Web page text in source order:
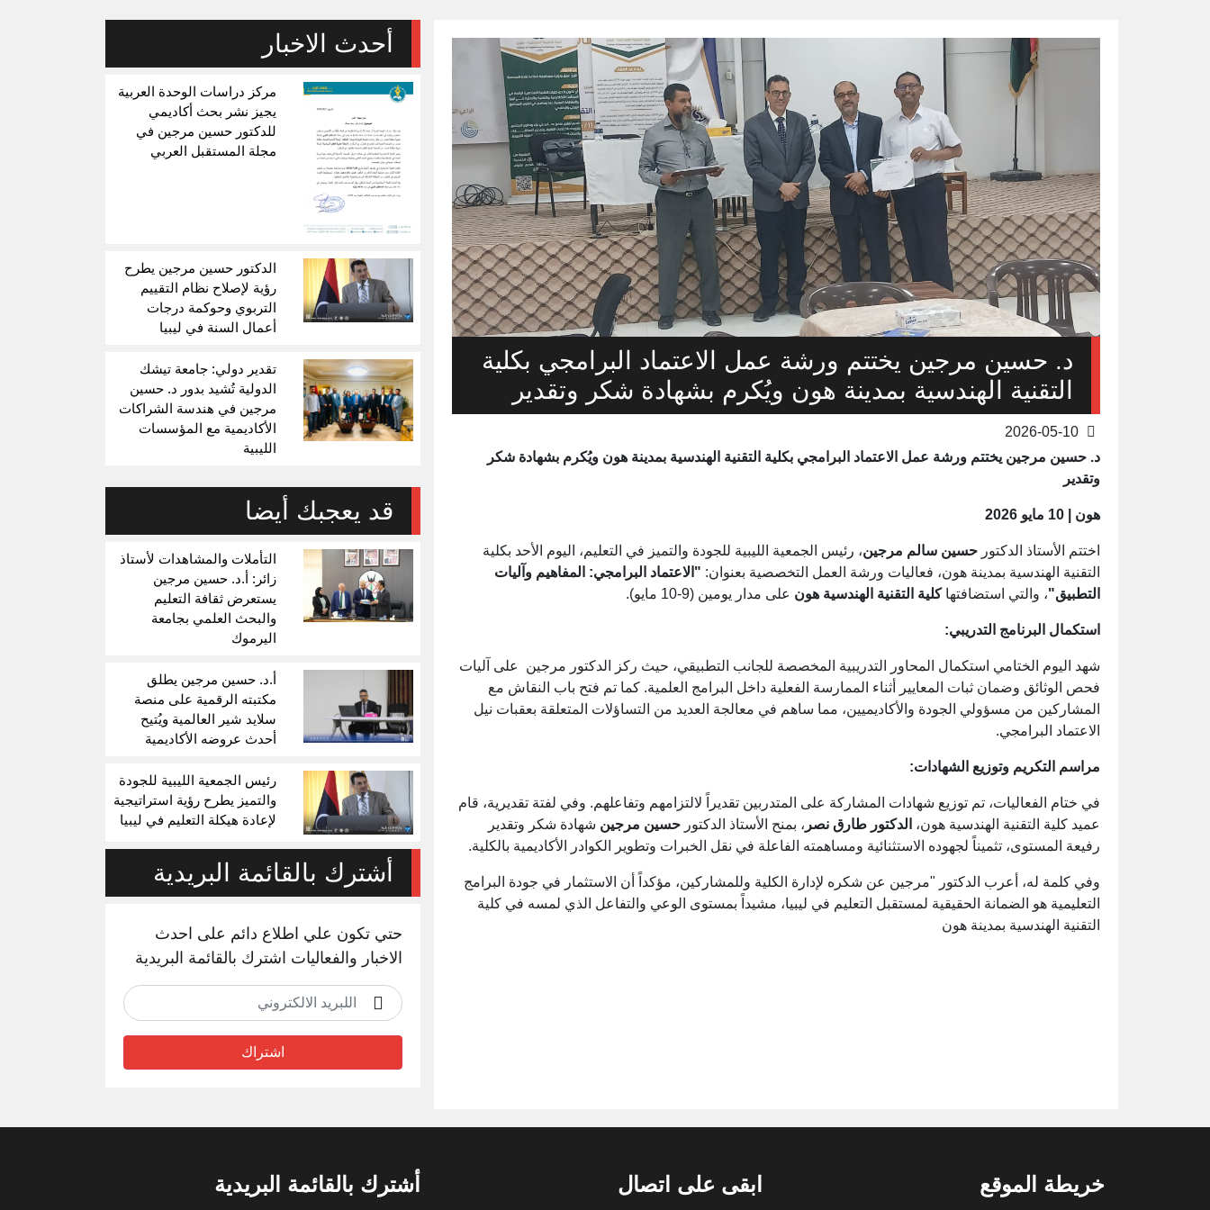
د. حسين مرجين يختتم ورشة عمل الاعتماد البرامجي بكلية
التقنية الهندسية بمدينة هون ويُكرم بشهادة شكر وتقدير
د. حسين مرجين يختتم ورشة عمل الاعتماد البرامجي بكلية التقنية الهندسية بمدينة هون ويُكرم بشهادة شكر
وتقدير
هون | 10 مايو 2026
اختتم الأستاذ الدكتور حسين سالم مرجين، رئيس الجمعية الليبية للجودة والتميز في التعليم، اليوم الأحد بكلية
التقنية الهندسية بمدينة هون، فعاليات ورشة العمل التخصصية بعنوان: "الاعتماد البرامجي: المفاهيم وآليات
التطبيق"، والتي استضافتهاكلية التقنية الهندسية هون على مدار يومين (9-10 مايو).
استكمال البرنامج التدريبي:
شهد اليوم الختامي استكمال المحاور التدريبية المخصصة للجانب التطبيقي، حيث ركز الدكتور مرجين على آليات
فحص الوثائق وضمان ثبات المعايير أثناء الممارسة الفعلية داخل البرامج العلمية. كما تم فتح باب النقاش مع
المشاركين من مسؤولي الجودة والأكاديميين، مما ساهم في معالجة العديد من التساؤلات المتعلقة بعقبات نيل
الاعتماد البرامجي.
مراسم التكريم وتوزيع الشهادات:
في ختام الفعاليات، تم توزيع شهادات المشاركة على المتدربين تقديراً لالتزامهم وتفاعلهم. وفي لفتة تقديرية، قام
عميد كلية التقنية الهندسية هون، الدكتور طارق نصر ، بمنح الأستاذ الدكتور حسين مرجين شهادة شكر وتقدير
رفيعة المستوى، تثميناً لجهوده الاستثنائية ومساهمته الفاعلة في نقل الخبرات وتطوير الكوادر الأكاديمية بالكلية.
وفي كلمة له، أعرب الدكتور "مرجين عن شكره لإدارة الكلية وللمشاركين، مؤكداً أن الاستثمار في جودة البرامج
التعليمية هو الضمانة الحقيقية لمستقبل التعليم في ليبيا، مشيداً بمستوى الوعي والتفاعل الذي لمسه في كلية
التقنية الهندسية بمدينة هون
أحدث الاخبار
مركز دراسات الوحدة العربية
يجيز نشر بحث أكاديمي
للدكتور حسين مرجين في
مجلة المستقبل العربي
الدكتور حسين مرجين يطرح
رؤية لإصلاح نظام التقييم
التربوي وحوكمة درجات
أعمال السنة في ليبيا
تقدير دولي: جامعة تيشك
الدولية تُشيد بدور د. حسين
مرجين في هندسة الشراكات
الأكاديمية مع المؤسسات
الليبية
قد يعجبك أيضا
التأملات والمشاهدات لأستاذ
زائر: أ.د. حسين مرجين
يستعرض ثقافة التعليم
والبحث العلمي بجامعة
اليرموك
أ.د. حسين مرجين يطلق
مكتبته الرقمية على منصة
سلايد شير العالمية ويُتيح
أحدث عروضه الأكاديمية
رئيس الجمعية الليبية للجودة
والتميز يطرح رؤية استراتيجية
لإعادة هيكلة التعليم في ليبيا
أشترك بالقائمة البريدية
حتي تكون علي اطلاع دائم على احدث
الاخبار والفعاليات اشترك بالقائمة البريدية
اشتراك
خريطة الموقع ابقى على اتصال أشترك بالقائمة البريدية